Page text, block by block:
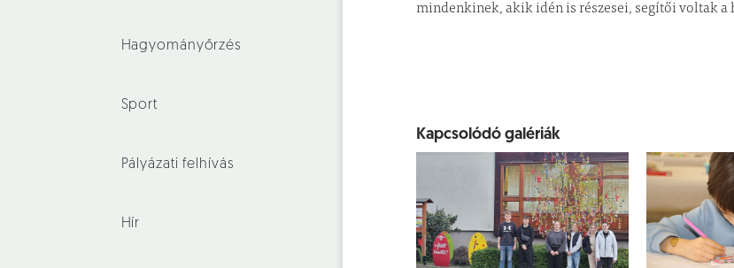
Hagyományőrzés
Sport
Pályázati felhívás
Hír
mindenkinek, akik idén is részesei, segítői voltak a
Kapcsolódó galériák